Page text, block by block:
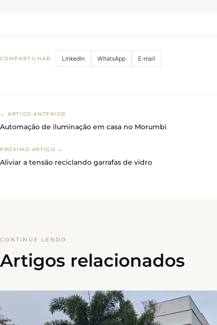
COMPARTILHAR LinkedIn WhatsApp E-mail
← ARTIGO ANTERIOR
Automação de iluminação em casa no Morumbi
PRÓXIMO ARTIGO →
Aliviar a tensão reciclando garrafas de vidro
CONTINUE LENDO
Artigos relacionados